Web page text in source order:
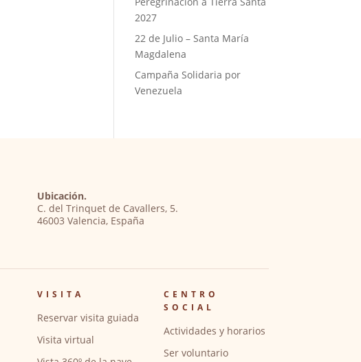
2027
22 de Julio – Santa María
Magdalena
Campaña Solidaria por
Venezuela
Ubicación.
C. del Trinquet de Cavallers, 5.
46003 Valencia, España
VISITA
Reservar visita guiada
Visita virtual
CENTRO
SOCIAL
Actividades y horarios
Ser voluntario